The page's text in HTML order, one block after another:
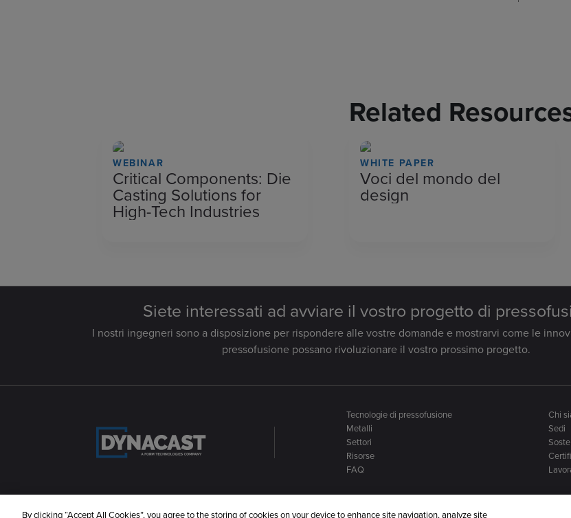
Related
WEBINAR
Critical Components: Die
Casting Solutions for
High-Tech Industries
WHITE PAPER
Voci del mondo del
design
Siete interessati ad avviare il vostro progetto di
I nostri ingegneri sono a disposizione per rispondere alle vostre domande e mostrarvi come le
pressofusione possano rivoluzionare il vostro prossimo progetto.
Tecnologie di pressofusione
Metalli
Settori
Risorse
FAQ
Chi
Sedi
By clicking “Accept All Cookies”, you agree to the storing of cookies on your device to enhance site navigation, analyze site